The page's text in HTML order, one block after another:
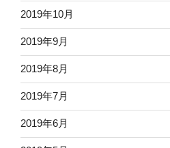
2019年10月
2019年9月
2019年8月
2019年7月
2019年6月